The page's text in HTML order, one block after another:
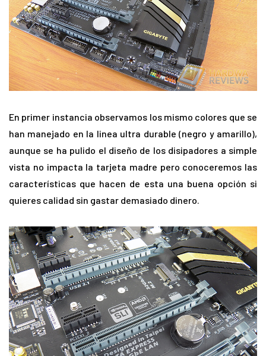
En primer instancia observamos los mismo colores que se
han manejado en la linea ultra durable (negro y amarillo),
aunque se ha pulido el diseño de los disipadores a simple
vista no impacta la tarjeta madre pero conoceremos las
características que hacen de esta una buena opción si
quieres calidad sin gastar demasiado dinero.